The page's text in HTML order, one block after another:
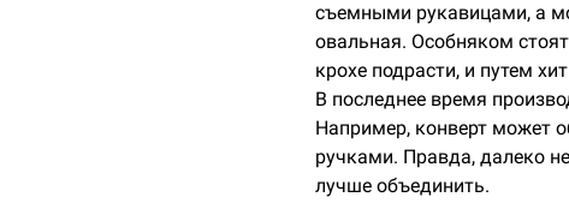
съемными рукавицами, а
овальная. Особняком
крохе подрасти, и путем
В последнее время
Например, конверт может
ручками. Правда, далеко
лучше объединить.